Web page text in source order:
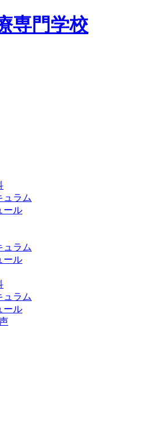
専門学校
ュラム
ール
ュラム
ール
ュラム
ール